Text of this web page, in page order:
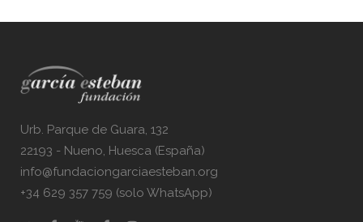
Urb. Parque de Guara, 132
22193 - Nueno, Huesca (España)
info@fundaciongarciaesteban.org
+34 629 357 759 (solo WhatsApp)